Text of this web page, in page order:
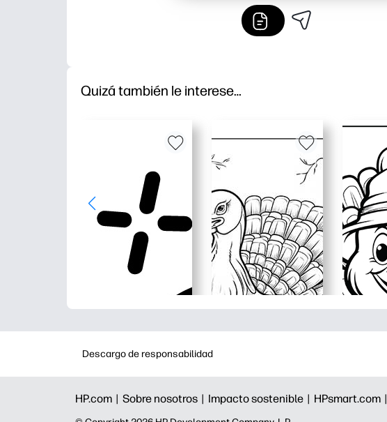
Quizá también le interese…
Descargo de responsabilidad
HP.com | Sobre nosotros | Impacto sostenible | HPsmart.com |